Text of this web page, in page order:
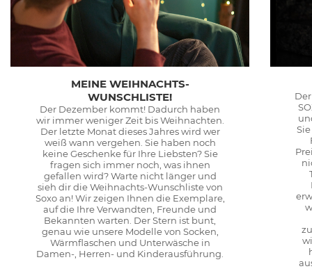
MEINE WEIHNACHTS-
WUNSCHLISTE!
Der Dezember kommt! Dadurch haben
wir immer weniger Zeit bis Weihnachten.
Der letzte Monat dieses Jahres wird wer
weiß wann vergehen. Sie haben noch
keine Geschenke für Ihre Liebsten? Sie
fragen sich immer noch, was ihnen
gefallen wird? Warte nicht länger und
sieh dir die Weihnachts-Wunschliste von
Soxo an! Wir zeigen Ihnen die Exemplare,
auf die Ihre Verwandten, Freunde und
Bekannten warten. Der Stern ist bunt,
genau wie unsere Modelle von Socken,
Wärmflaschen und Unterwäsche in
Damen-, Herren- und Kinderausführung.